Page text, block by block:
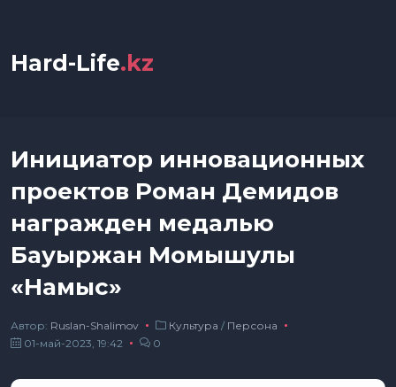
Hard-Life.kz
Инициатор инновационных
проектов Роман Демидов
награжден медалью
Бауыржан Момышулы
«Намыс»
Автор: Ruslan-Shalimov Культура / Персона
01-май-2023, 19:42
0